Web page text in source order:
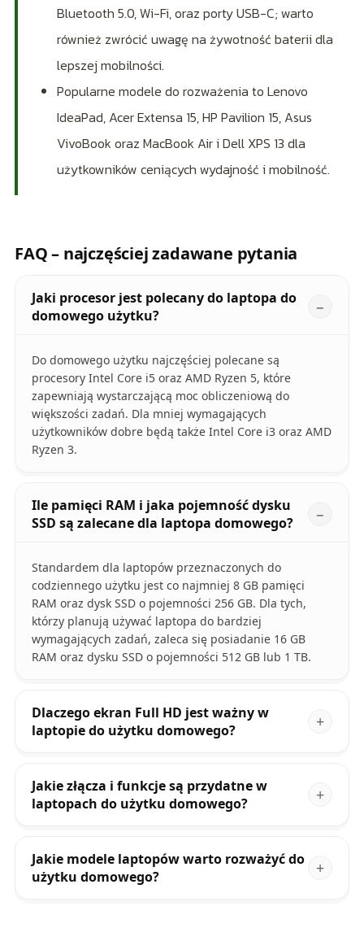
Bluetooth 5.0, Wi-Fi, oraz porty USB-C; warto
również zwrócić uwagę na żywotność baterii dla
lepszej mobilności.
Popularne modele do rozważenia to Lenovo
IdeaPad, Acer Extensa 15, HP Pavilion 15, Asus
VivoBook oraz MacBook Air i Dell XPS 13 dla
użytkowników ceniących wydajność i mobilność.
FAQ – najczęściej zadawane pytania
Jaki procesor jest polecany do laptopa do
domowego użytku?
Do domowego użytku najczęściej polecane są
procesory Intel Core i5 oraz AMD Ryzen 5, które
zapewniają wystarczającą moc obliczeniową do
większości zadań. Dla mniej wymagających
użytkowników dobre będą także Intel Core i3 oraz AMD
Ryzen 3.
Ile pamięci RAM i jaka pojemność dysku
SSD są zalecane dla laptopa domowego?
Standardem dla laptopów przeznaczonych do
codziennego użytku jest co najmniej 8 GB pamięci
RAM oraz dysk SSD o pojemności 256 GB. Dla tych,
którzy planują używać laptopa do bardziej
wymagających zadań, zaleca się posiadanie 16 GB
RAM oraz dysku SSD o pojemności 512 GB lub 1 TB.
Dlaczego ekran Full HD jest ważny w
laptopie do użytku domowego?
Jakie złącza i funkcje są przydatne w
laptopach do użytku domowego?
Jakie modele laptopów warto rozważyć do
użytku domowego?